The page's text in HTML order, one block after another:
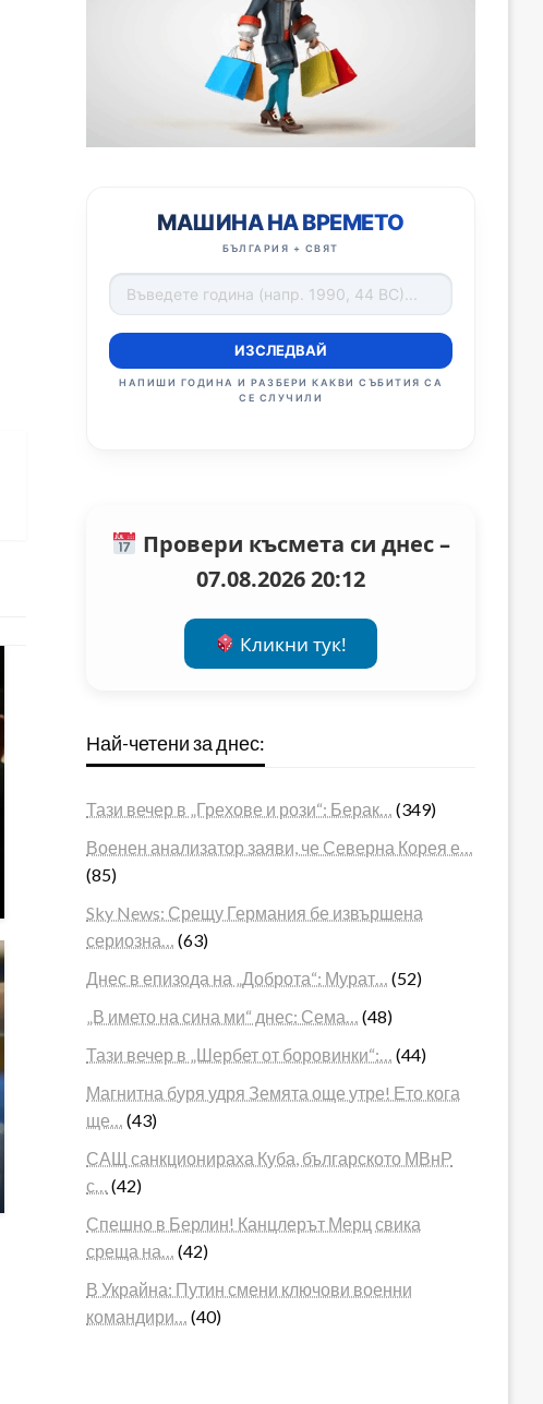
МАШИНА НА ВРЕМЕТО
БЪЛГАРИЯ + СВЯТ
ИЗСЛЕДВАЙ
НАПИШИ ГОДИНА И РАЗБЕРИ КАКВИ СЪБИТИЯ СА
СЕ СЛУЧИЛИ
Провери късмета си днес –
07.08.2026 20:12
Кликни тук!
Най-четени за днес:
Тази вечер в „Грехове и рози“: Берак…
(349)
Военен анализатор заяви, че Северна Корея е…
(85)
Sky News: Срещу Германия бе извършена
сериозна…
(63)
Днес в епизода на „Доброта“: Мурат…
(52)
„В името на сина ми“ днес: Сема…
(48)
Тази вечер в „Шербет от боровинки“:…
(44)
Магнитна буря удря Земята още утре! Ето кога
ще…
(43)
САЩ санкционираха Куба, българското МВнР
с…
(42)
Спешно в Берлин! Канцлерът Мерц свика
среща на…
(42)
В Украйна: Путин смени ключови военни
командири…
(40)